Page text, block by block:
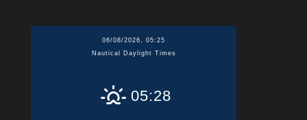
06/08/2026, 05:25
Nautical Daylight Times
05:28